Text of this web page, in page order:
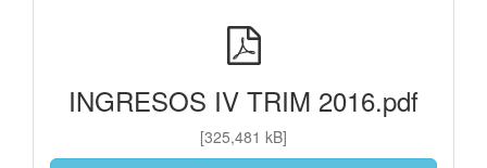
INGRESOS IV TRIM 2016.pdf
[325,481 kB]